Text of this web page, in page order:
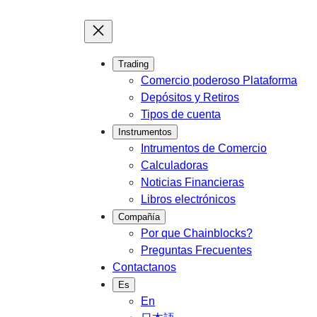
Trading
Comercio poderoso Plataforma
Depósitos y Retiros
Tipos de cuenta
Instrumentos
Intrumentos de Comercio
Calculadoras
Noticias Financieras
Libros electrónicos
Compañía
Por que Chainblocks?
Preguntas Frecuentes
Contactanos
Es
En